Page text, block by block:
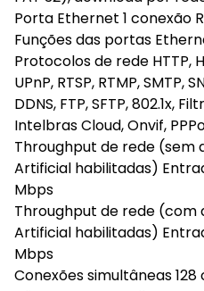
Porta Ethernet 1 conexão
Funções das portas
Protocolos de rede HTTP,
UPnP, RTSP, RTMP, SMTP,
DDNS, FTP, SFTP, 802.1x,
Intelbras Cloud, Onvif,
Throughput de rede (sem
Artificial habilitadas)
Mbps
Throughput de rede (com
Artificial habilitadas)
Mbps
Conexões simultâneas 128